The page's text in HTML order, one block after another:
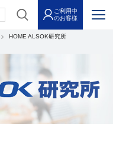
ご利用中
のお客様
HOME ALSOK研究所